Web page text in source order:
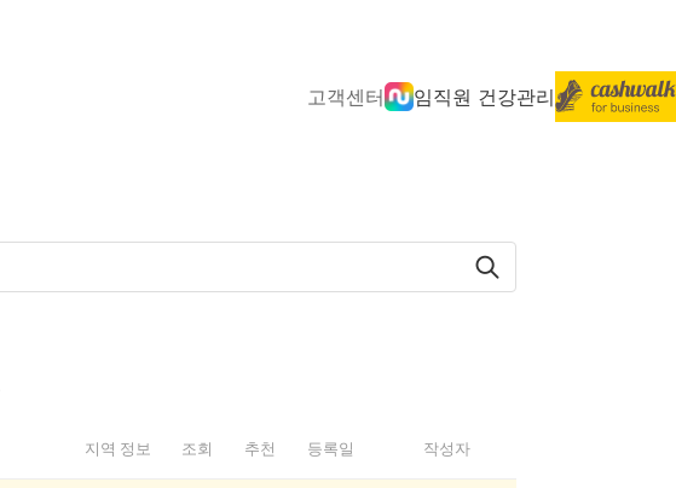
고객센터 임직원 건강관리
지역 정보 조회 추천 등록일 작성자